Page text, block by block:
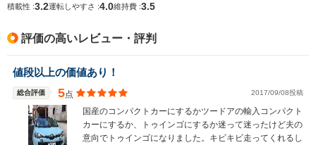
排気量
駆動方式
1598cc
FF
積載性 :3.2運転しやすさ :4.0維持費 :3.5
評価の高いレビュー・評判
値段以上の価値あり！
総合評価 5点 2017/09/08投稿
国産のコンパクトカーにするかツードアの輸入コンパクト
カーにするか、トゥインゴにするか迷って迷ったけど夫の
意向でトゥインゴになりました。キビキビ走ってくれるし